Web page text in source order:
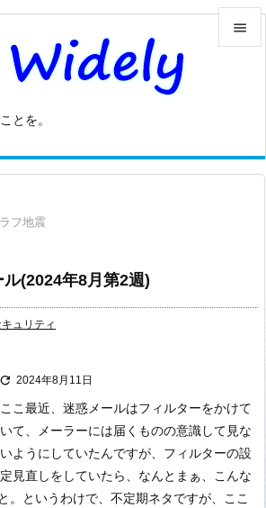
とを。


前へ
フ地震
(2024年8月第2週)
ュリティ
 2024年8月11日
ここ最近、迷惑メールはフィルターをかけて
いて、メーラーには届くものの意識して見な
いようにしていたんですが、フィルターの設
定見直しをしていたら、なんとまぁ、こんな
。
というわけで、不定期ネタですが、ここ